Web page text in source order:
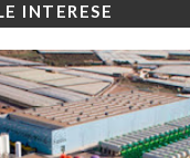
INTERESE